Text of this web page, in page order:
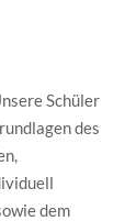
Schüler
des
dem